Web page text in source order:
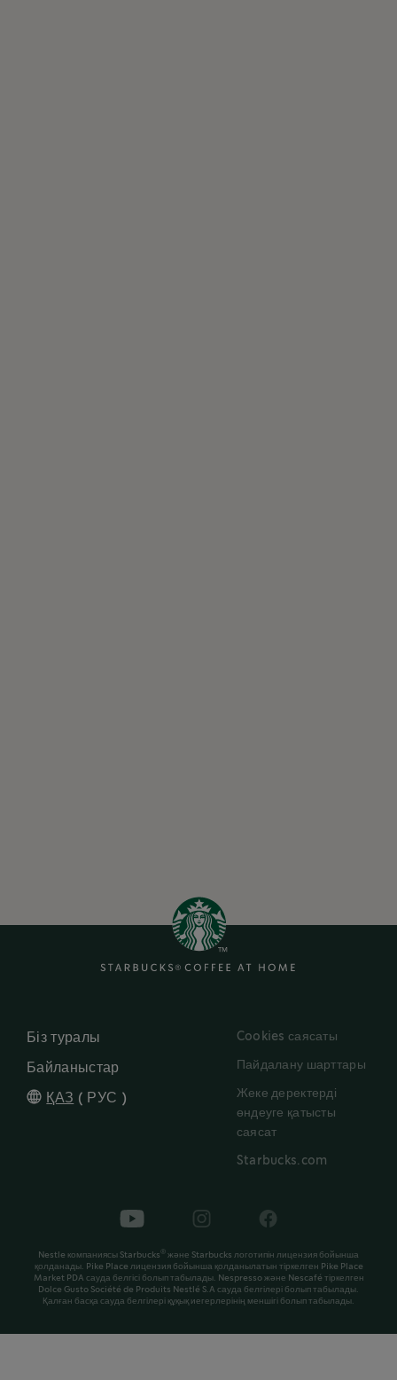
Біз туралы
Байланыстар
ҚАЗ ( РУС )
Cookies саясаты
Пайдалану шарттары
Жеке деректерді
өндеуге қатысты
саясат
Starbucks.com
Nestle компаниясы Starbucks
және Starbucks логотипін лицензия бойынша
қолданады. Pike Place лицензия бойынша қолданылатын тіркелген Pike Place
Market PDA сауда белгісі болып табылады. Nespresso және Nescafé тіркелген
Dolce Gusto Société de Produits Nestlé S.A сауда белгілері болып табылады.
Қалған басқа сауда белгілері құқық иегерлерінің меншігі болып табылады.